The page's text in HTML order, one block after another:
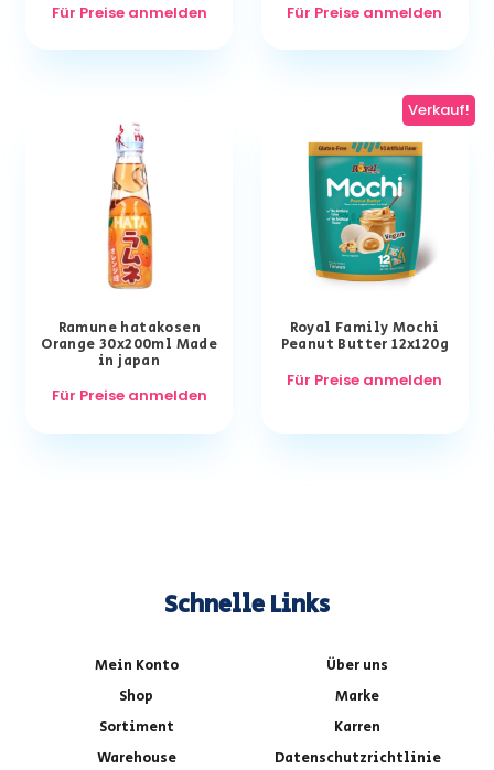
Für Preise anmelden
Für Preise anmelden
Ramune hatakosen
Orange 30x200ml Made
in japan
Für Preise anmelden
Verkauf!
Royal Family Mochi
Peanut Butter 12x120g
Für Preise anmelden
Schnelle Links
Mein Konto
Über uns
Shop
Marke
Sortiment
Karren
Warehouse
Datenschutzrichtlinie